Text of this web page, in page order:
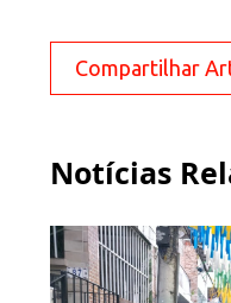
Compartilhar
Notícias